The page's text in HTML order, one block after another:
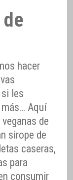
hacer
les
más… Aquí
de
sirope de
caseras,
para
consumir